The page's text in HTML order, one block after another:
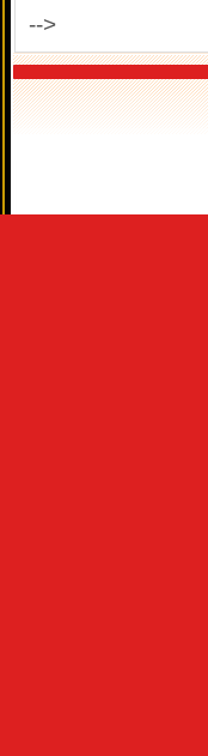
-->